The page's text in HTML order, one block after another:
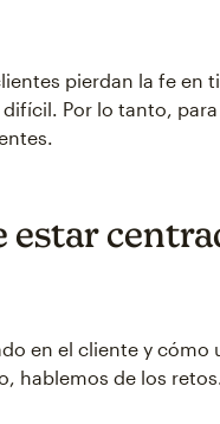
pierdan la fe en
Por lo tanto,
estar
en el cliente y cómo
hablemos de los